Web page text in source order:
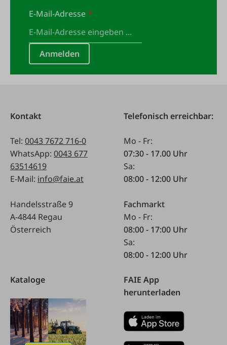
E-Mail-Adresse*
Anmelden
Kontakt
Tel: 0043 7672 716-0
WhatsApp: 0043 677
63514619
E-Mail: info@faie.at
Handelsstraße 9
A-4844 Regau
Österreich
Telefonisch erreichbar:
Mo - Fr:
07:30 - 17.00 Uhr
Sa:
08:00 - 12:00 Uhr
Fachmarkt
Mo - Fr:
08:00 - 17:00 Uhr
Sa:
08:00 - 12:00 Uhr
Kataloge
FAIE App
herunterladen